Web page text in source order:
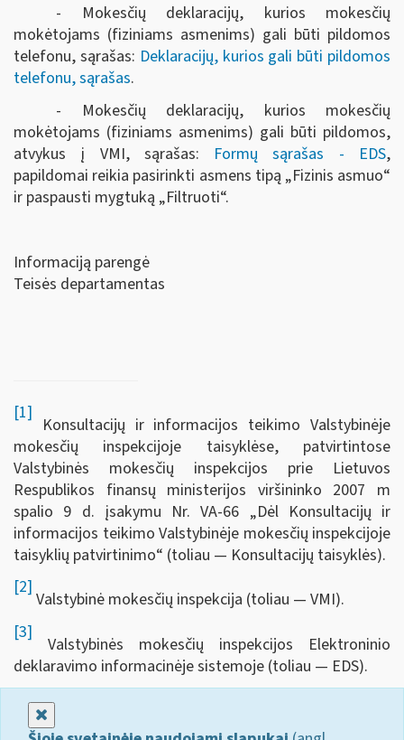
- Mokesčių deklaracijų, kurios mokesčių
mokėtojams (fiziniams asmenims) gali būti pildomos
telefonu, sąrašas: Deklaracijų, kurios gali būti pildomos
telefonu, sąrašas.
- Mokesčių deklaracijų, kurios mokesčių
mokėtojams (fiziniams asmenims) gali būti pildomos,
atvykus į VMI, sąrašas: Formų sąrašas - EDS,
papildomai reikia pasirinkti asmens tipą „Fizinis asmuo“
ir paspausti mygtuką „Filtruoti“.
Informaciją parengė
Teisės departamentas
[1]
Konsultacijų ir informacijos teikimo Valstybinėje
mokesčių inspekcijoje taisyklėse, patvirtintose
Valstybinės mokesčių inspekcijos prie Lietuvos
Respublikos finansų ministerijos viršininko 2007 m
spalio 9 d. įsakymu Nr. VA-66 „Dėl Konsultacijų ir
informacijos teikimo Valstybinėje mokesčių inspekcijoje
taisyklių patvirtinimo“ (toliau — Konsultacijų taisyklės).
[2]
Valstybinė mokesčių inspekcija (toliau — VMI).
[3]
Valstybinės mokesčių inspekcijos Elektroninio
deklaravimo informacinėje sistemoje (toliau — EDS).